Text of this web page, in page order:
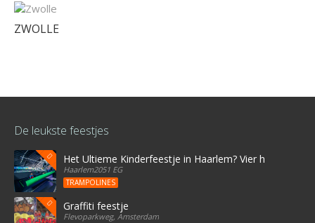
ZWOLLE
De leukste feestjes
Het Ultieme Kinderfeestje in Haarlem? Vier het bij
Haarlem2051 EG
TRAMPOLINES
Graffiti feestje
Flevoparkweg, Amsterdam